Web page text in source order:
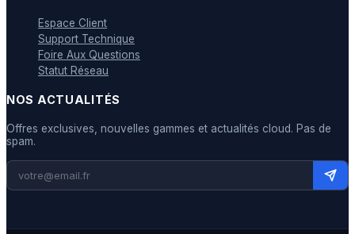
Espace Client
Support Technique
Foire Aux Questions
Statut Réseau
NOS ACTUALITÉS
Offres exclusives, nouvelles gammes et actualités cloud. Pas de
spam.